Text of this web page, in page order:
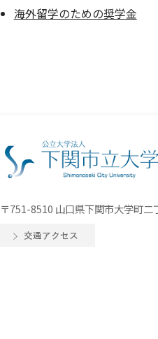
海外留学のための奨学金
〒751-8510 山口県下関市大学町二
交通アクセス